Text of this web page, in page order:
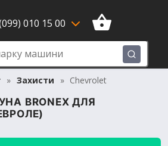
010 15 00
Захисти Chevrolet
BRONEX ДЛЯ